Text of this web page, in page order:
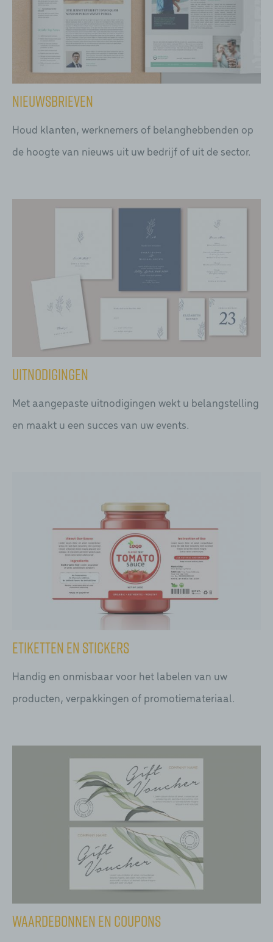
Nieuwsbrieven
Houd klanten, werknemers of belanghebbenden op
de hoogte van nieuws uit uw bedrijf of uit de sector.
Uitnodigingen
Met aangepaste uitnodigingen wekt u belangstelling
en maakt u een succes van uw events.
Etiketten en stickers
Handig en onmisbaar voor het labelen van uw
producten, verpakkingen of promotiemateriaal.
Waardebonnen en coupons